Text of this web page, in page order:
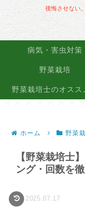
後悔させない
病気・害虫対策
野菜栽培
野菜栽培士のオスス
ホーム 野菜
【野菜栽培士
ング・回数を徹
2025.07.17